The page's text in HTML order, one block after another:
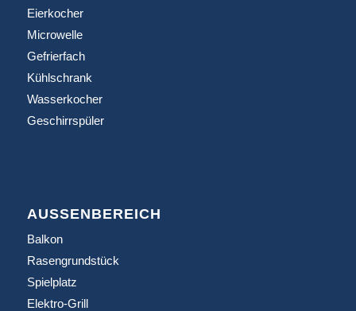
Eierkocher
Microwelle
Gefrierfach
Kühlschrank
Wasserkocher
Geschirrspüler
AUSSENBEREICH
Balkon
Rasengrundstück
Spielplatz
Elektro-Grill